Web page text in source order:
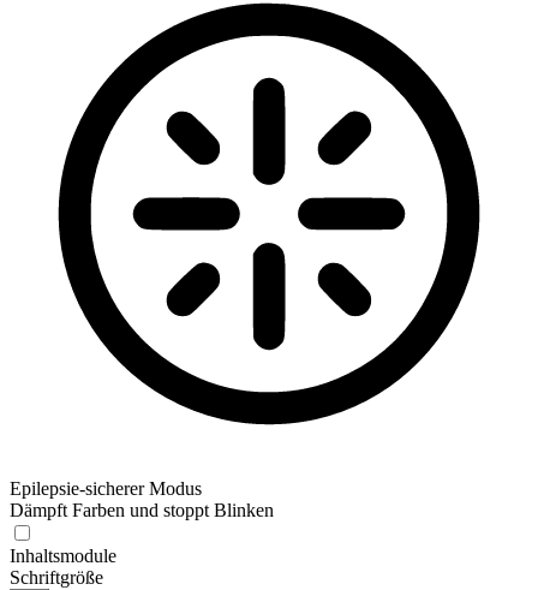
Epilepsie-sicherer Modus
Dämpft Farben und stoppt Blinken
Inhaltsmodule
Schriftgröße